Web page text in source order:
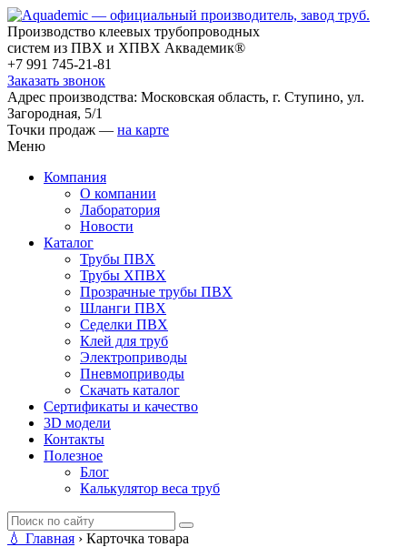
Производство клеевых трубопроводных
систем из ПВХ и ХПВХ Аквадемик®
+7 991 745-21-81
Заказать звонок
Адрес производства: Московская область, г. Ступино, ул.
Загородная, 5/1
Точки продаж — на карте
Меню
Компания
О компании
Лаборатория
Новости
Каталог
Трубы ПВХ
Трубы ХПВХ
Прозрачные трубы ПВХ
Шланги ПВХ
Седелки ПВХ
Клей для труб
Электроприводы
Пневмоприводы
Скачать каталог
Сертификаты и качество
3D модели
Контакты
Полезное
Блог
Калькулятор веса труб
💧 Главная › Карточка товара